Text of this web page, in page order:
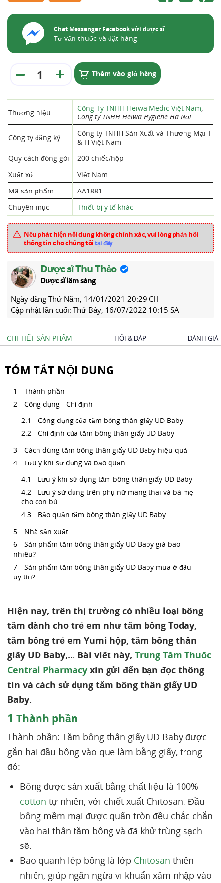
Chat Messenger Facebook với dược sĩ
Tư vấn thuốc và đặt hàng
Thêm vào giỏ hàng
Thương hiệu Công Ty TNHH Heiwa Medic Việt Nam,
Công ty TNHH Heiwa Hygiene Hà Nội
Công ty đăng ký
Công ty TNHH Sản Xuất và Thương Mại T
& H Việt Nam
Quy cách đóng gói
200 chiếc/hộp
Xuất xứ
Việt Nam
Mã sản phẩm
AA1881
Chuyên mục
Thiết bị y tế khác
Nếu phát hiện nội dung không chính xác, vui lòng phản hồi
thông tin cho chúng tôitại đây
Dược sĩ Thu Thảo
Dược sĩ lâm sàng
Ngày đăng Thứ Năm, 14/01/2021 20:29 CH
Cập nhật lần cuối: Thứ Bảy, 16/07/2022 10:15 SA
CHI TIẾT SẢN PHẨM HỎI & ĐÁP ĐÁNH GIÁ
TÓM TẮT NỘI DUNG
Thành phần
Công dụng - Chỉ định
Công dụng của tăm bông thân giấy UD Baby
Chỉ định của tăm bông thân giấy UD Baby
Cách dùng tăm bông thân giấy UD Baby hiệu quả
Lưu ý khi sử dụng và bảo quản
Lưu ý khi sử dụng tăm bông thân giấy UD Baby
Lưu ý sử dụng trên phụ nữ mang thai và bà mẹ
cho con bú
Bảo quản tăm bông thân giấy UD Baby
Nhà sản xuất
Sản phẩm tăm bông thân giấy UD Baby giá bao
nhiêu?
Sản phẩm tăm bông thân giấy UD Baby mua ở đâu
uy tín?
Hiện nay, trên thị trường có nhiều loại bông
tăm dành cho trẻ em như tăm bông Today,
tăm bông trẻ em Yumi hộp, tăm bông thân
giấy UD Baby,... Bài viết này, Trung Tâm Thuốc
Central Pharmacy xin gửi đến bạn đọc thông
tin và cách sử dụng tăm bông thân giấy UD
Baby.
1 Thành phần
Thành phần: Tăm bông thân giấy UD Baby được
gắn hai đầu bông vào que làm bằng giấy, trong
đó:
Bông được sản xuất bằng chất liệu là 100%
cotton tự nhiên, với chiết xuất Chitosan. Đầu
bông mềm mại được quấn tròn đều chắc chắn
vào hai thân tăm bông và đã khử trùng sạch
sẽ.
Bao quanh lớp bông là lớp Chitosan thiên
nhiên, giúp ngăn ngừa vi khuẩn xâm nhập vào